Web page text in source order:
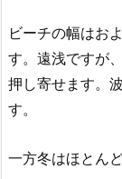
ビーチの幅はお
す。遠浅ですが
押し寄せます。
す。
一方冬はほとん